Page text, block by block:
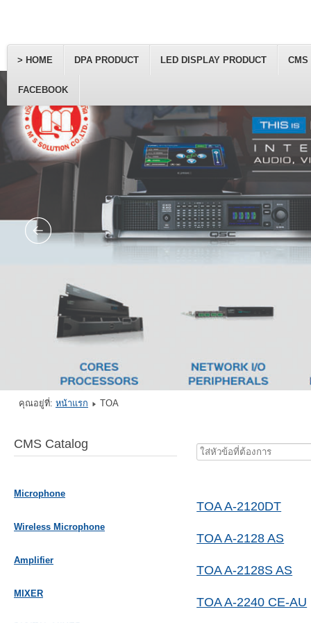
> HOME DPA PRODUCT LED DISPLAY PRODUCT CMS
FACEBOOK
คุณอยู่ที่: หน้าแรก TOA
CMS Catalog
Microphone
Wireless Microphone
Amplifier
MIXER
ใส่
ต้องการ
TOA A-2120DT
TOA A-2128 AS
TOA A-2128S AS
TOA A-2240 CE-AU